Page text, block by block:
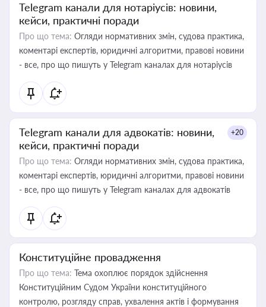
Telegram канали для нотаріусів: новини,
кейси, практичні поради
Про що тема: Огляди нормативних змін, судова практика,
коментарі експертів, юридичні алгоритми, правові новини
- все, про що пишуть у Telegram каналах для нотаріусів
Telegram канали для адвокатів: новини,
кейси, практичні поради
+20
Про що тема: Огляди нормативних змін, судова практика,
коментарі експертів, юридичні алгоритми, правові новини
- все, про що пишуть у Telegram каналах для адвокатів
Конституційне провадження
Про що тема: Тема охоплює порядок здійснення
Конституційним Судом України конституційного
контролю, розгляду справ, ухвалення актів і формування